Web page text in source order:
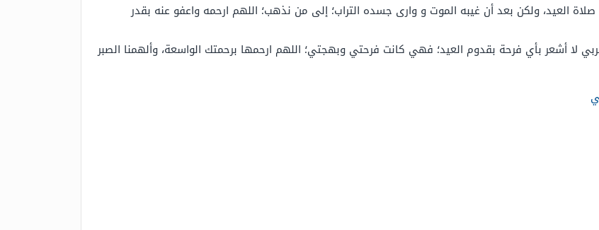
بعد صلاة العيد، ولكن بعد أن غيبه الموت و وارى جسده التراب؛ إلى من نذهب؛ اللهم ارحمه واعفو عنه بقدر
لا أشعر بأي فرحة بقدوم العيد؛ فهي كانت فرحتي وبهجتي؛ اللهم ارحمها برحمتك الواسعة، وألهمنا الصبر